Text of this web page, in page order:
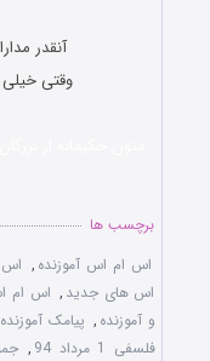
آنقدر
وقتی
برچسب ها
اس ام اس آموزنده ,
اس های جدید , اس ام اس
و آموزنده , پیامک آموزنده
فلسفی 1 مرداد 94
,